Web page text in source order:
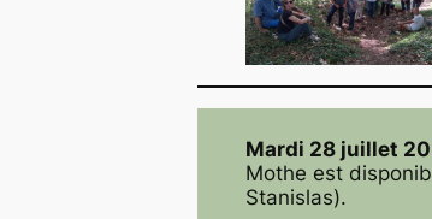
Mardi 28 juillet
Mothe est
Stanislas).